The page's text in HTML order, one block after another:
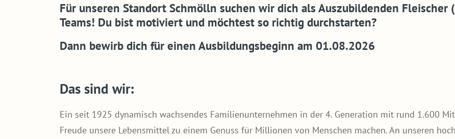
Für unseren Standort Schmölln suchen wir dich als Auszubildenden
Teams! Du bist motiviert und möchtest so richtig durchstarten?
Dann bewirb dich für einen Ausbildungsbeginn am 01.08.2026
Das sind wir:
Ein seit 1925 dynamisch wachsendes Familienunternehmen in der 4. Generation mit rund 1.600
Freude unsere Lebensmittel zu einem Genuss für Millionen von Menschen machen. An unseren